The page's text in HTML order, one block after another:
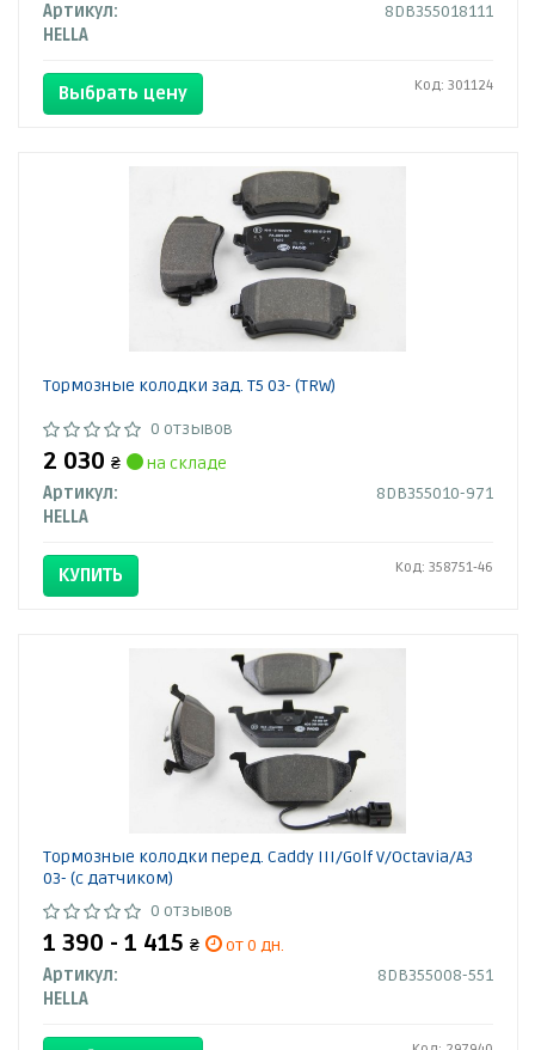
Артикул:
8DB355018111
HELLA
Выбрать цену Код: 301124
Тормозные колодки зад. T5 03- (TRW)
0 отзывов
2 030 ₴
на складе
Артикул:
8DB355010-971
HELLA
КУПИТЬ Код: 358751-46
Тормозные колодки перед. Caddy III/Golf V/Octavia/A3
03- (с датчиком)
0 отзывов
1 390 - 1 415 ₴
от 0 дн.
Артикул:
8DB355008-551
HELLA